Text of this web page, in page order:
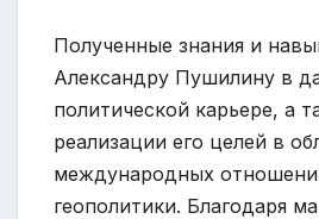
Полученные знания и
Александру Пушилину в
политической карьере, а
реализации его целей в
международных
геополитики. Благодаря